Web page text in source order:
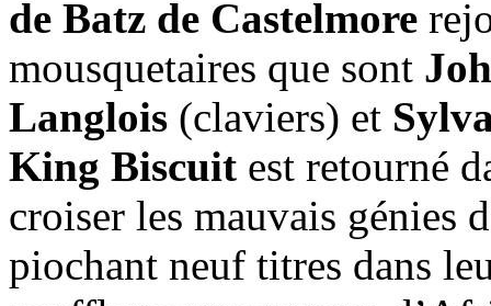
de Batz de Castelmore
mousquetaires que sont
Langlois (claviers) et
King Biscuit est retourné
croiser les mauvais génies
piochant neuf titres dans